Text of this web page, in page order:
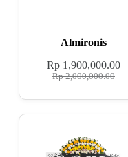
Almironis
Rp2,000,000.00
Rp1,900,000.00